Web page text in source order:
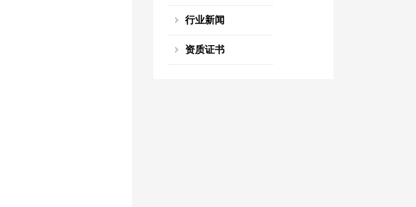
行业新闻
资质证书